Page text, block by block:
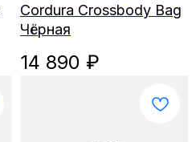
Cordura Crossbody Bag
Чёрная
14 890 ₽